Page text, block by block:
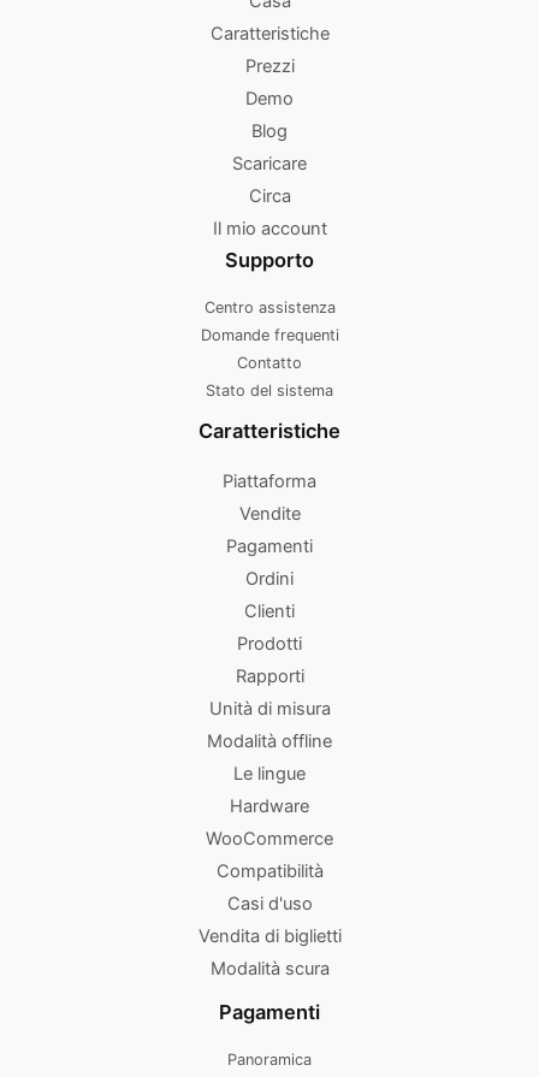
Caratteristiche
Prezzi
Demo
Blog
Scaricare
Circa
Il mio account
Supporto
Centro assistenza
Domande frequenti
Contatto
Stato del sistema
Caratteristiche
Piattaforma
Vendite
Pagamenti
Ordini
Clienti
Prodotti
Rapporti
Unità di misura
Modalità offline
Le lingue
Hardware
WooCommerce
Compatibilità
Casi d'uso
Vendita di biglietti
Modalità scura
Pagamenti
Panoramica